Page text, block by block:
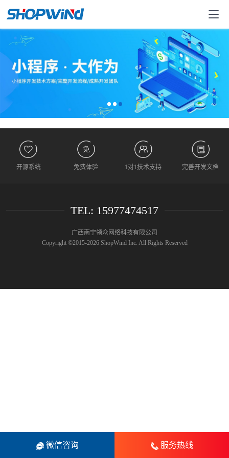
开源系统 免费体验 1对1技术支持 完善开发文档
TEL: 15977474517
广西南宁领众网络科技有限公司
Copyright ©2015-2026 ShopWind Inc. All Rights Reserved
微信咨询 服务热线